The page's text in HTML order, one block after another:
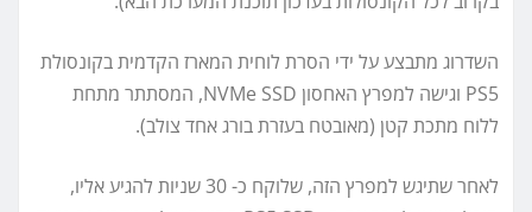
השדרוג מתבצע על ידי הסרת לוחית המארז הקדמית בקונסולת
PS5 וגישה למפרץ האחסון NVMe SSD, המסתתר מתחת
ללוח מתכת קטן (מאובטח בעזרת בורג אחד צולב).
לאחר שתיגש למפרץ הזה, שלוקח כ- 30 שניות להגיע אליו,